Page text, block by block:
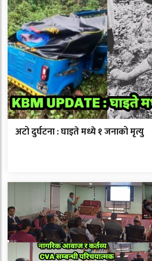
अटो दुर्घटना : घाइते मध्ये १ जनाको मृत्यु